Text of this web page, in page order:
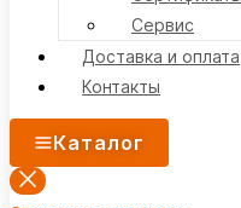
Сервис
Доставка и оплата
Контакты
Каталог